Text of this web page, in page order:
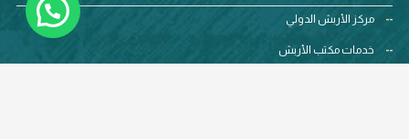
مركز الأربش الدولي
خدمات مكتب الأربش